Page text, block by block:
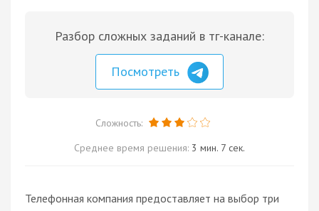
Разбор сложных заданий в тг-канале:
Посмотреть
Сложность:
Среднее время решения: 3 мин. 7 сек.
Телефонная компания предоставляет на выбор три